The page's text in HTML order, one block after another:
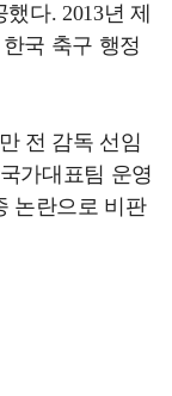
다. 2013년 제
국 축구 행정
전 감독 선임
가대표팀 운영
논란으로 비판